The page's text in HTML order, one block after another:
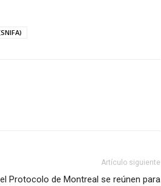
Artículo siguiente
Protocolo de Montreal se reúnen para